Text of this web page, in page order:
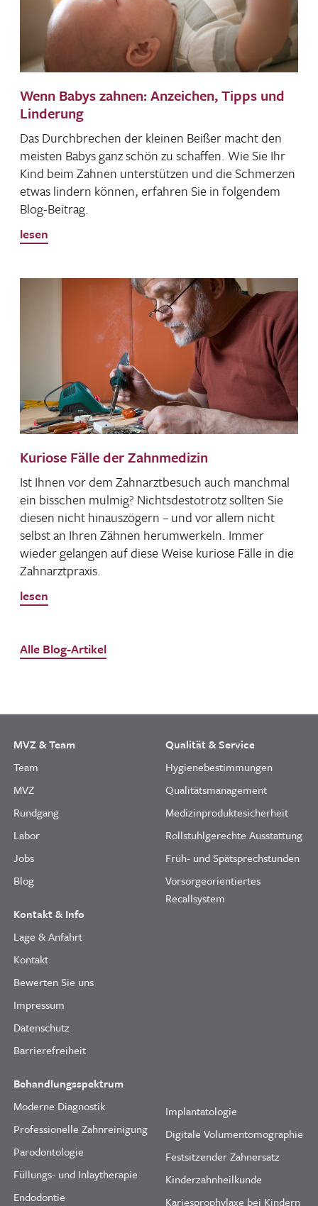
Wenn Babys zahnen: Anzeichen, Tipps und
Linderung
Das Durch­bre­chen der kleinen Beißer macht den
meisten Babys ganz schön zu schaffen. Wie Sie Ihr
Kind beim Zahnen unter­stützen und die Schmerzen
etwas lindern können, erfahren Sie in folgendem
Blog-Beitrag.
lesen
Kuriose Fälle der Zahnmedizin
Ist Ihnen vor dem Zahn­arzt­be­such auch manchmal
ein biss­chen mulmig? Nichts­des­to­trotz sollten Sie
diesen nicht hinaus­zö­gern – und vor allem nicht
selbst an Ihren Zähnen herum­wer­keln. Immer
wieder gelangen auf diese Weise kuriose Fälle in die
Zahnarztpraxis.
lesen
Alle Blog-Artikel
MVZ & Team
Team
MVZ
Rundgang
Labor
Jobs
Blog
Kontakt & Info
Lage & Anfahrt
Kontakt
Bewerten Sie uns
Impressum
Datenschutz
Barrierefreiheit
Qualität & Service
Hygienebestimmungen
Qualitätsmanagement
Medizinproduktesicherheit
Rollstuhlgerechte Ausstattung
Früh- und Spätsprechstunden
Vorsorgeorientiertes
Recallsystem
Behandlungsspektrum
Moderne Diagnostik
Professionelle Zahnreinigung
Parodontologie
Füllungs- und Inlaytherapie
Endodontie
Implantatologie
Digitale Volumentomographie
Festsitzender Zahnersatz
Kinderzahnheilkunde
Kariesprophylaxe bei Kindern